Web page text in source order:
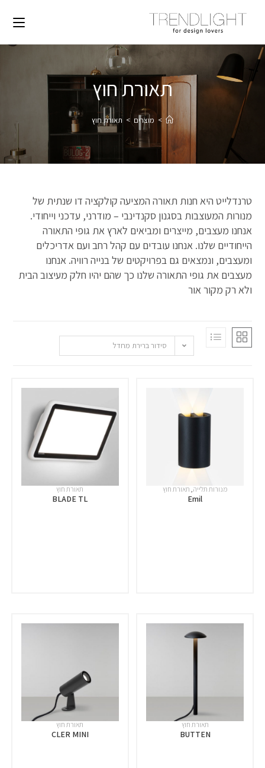
תאורת חוץ
> מוצרים > תאורת חוץ
טרנדלייט היא חנות תאורה המציעה קולקציה דו שנתית של
מנורות המעוצבות בסגנון סקנדינבי – מודרני, עדכני וייחודי.
אנחנו מעצבים, מייצרים ומביאים לארץ את גופי התאורה
הייחודיים שלנו. אנחנו עובדים עם קהל רחב ועם אדריכלים
ומעצבים, ונמצאים גם בפרויקטים של בנייה רוויה. אנחנו
מעצבים את גופי התאורה שלנו כך שהם יהיו חלק מעיצוב הבית
ולא רק מקור אור
סידור ברירת מחדל
מנורות תלייה, תאורת חוץ
Emil
תאורת חוץ
BLADE TL
תאורת חוץ
BUTTEN
תאורת חוץ
CLER MINI